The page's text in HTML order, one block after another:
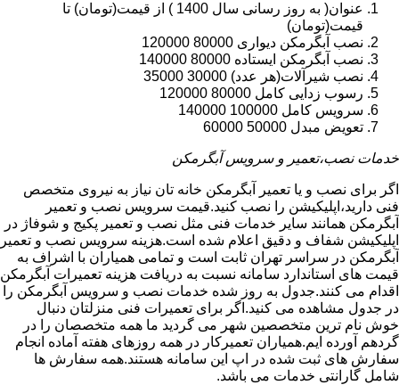
عنوان( به روز رسانی سال 1400 ) از قیمت(تومان) تا
قیمت(تومان)
نصب آبگرمکن دیواری 80000 120000
نصب آبگرمکن ایستاده 80000 140000
نصب شیرآلات(هر عدد) 30000 35000
رسوب زدایی کامل 80000 120000
سرویس کامل 100000 140000
تعویض مبدل 50000 60000
خدمات نصب،تعمیر و سرویس آبگرمکن
اگر برای نصب و یا تعمیر آبگرمکن خانه تان نیاز به نیروی متخصص
فنی دارید،اپلیکیشن را نصب کنید.قیمت سرویس نصب و تعمیر
آبگرمکن همانند سایر خدمات فنی مثل نصب و تعمیر پکیج و شوفاژ در
اپلیکیشن شفاف و دقیق اعلام شده است.هزینه سرویس نصب و تعمیر
آبگرمکن در سراسر تهران ثابت است و تمامی همیاران با اشراف به
قیمت های استاندارد سامانه نسبت به دریافت هزینه تعمیرات آبگرمکن
اقدام می کنند.جدول به روز شده خدمات نصب و سرویس آبگرمکن را
در جدول مشاهده می کنید.اگر برای تعمیرات فنی منزلتان دنبال
خوش نام ترین متخصصین شهر می گردید ما همه متخصصان را در
گردهم آورده ایم.همیاران تعمیرکار در همه روزهای هفته آماده انجام
سفارش های ثبت شده در اپ این سامانه هستند.همه سفارش ها
شامل گارانتی خدمات می باشد.